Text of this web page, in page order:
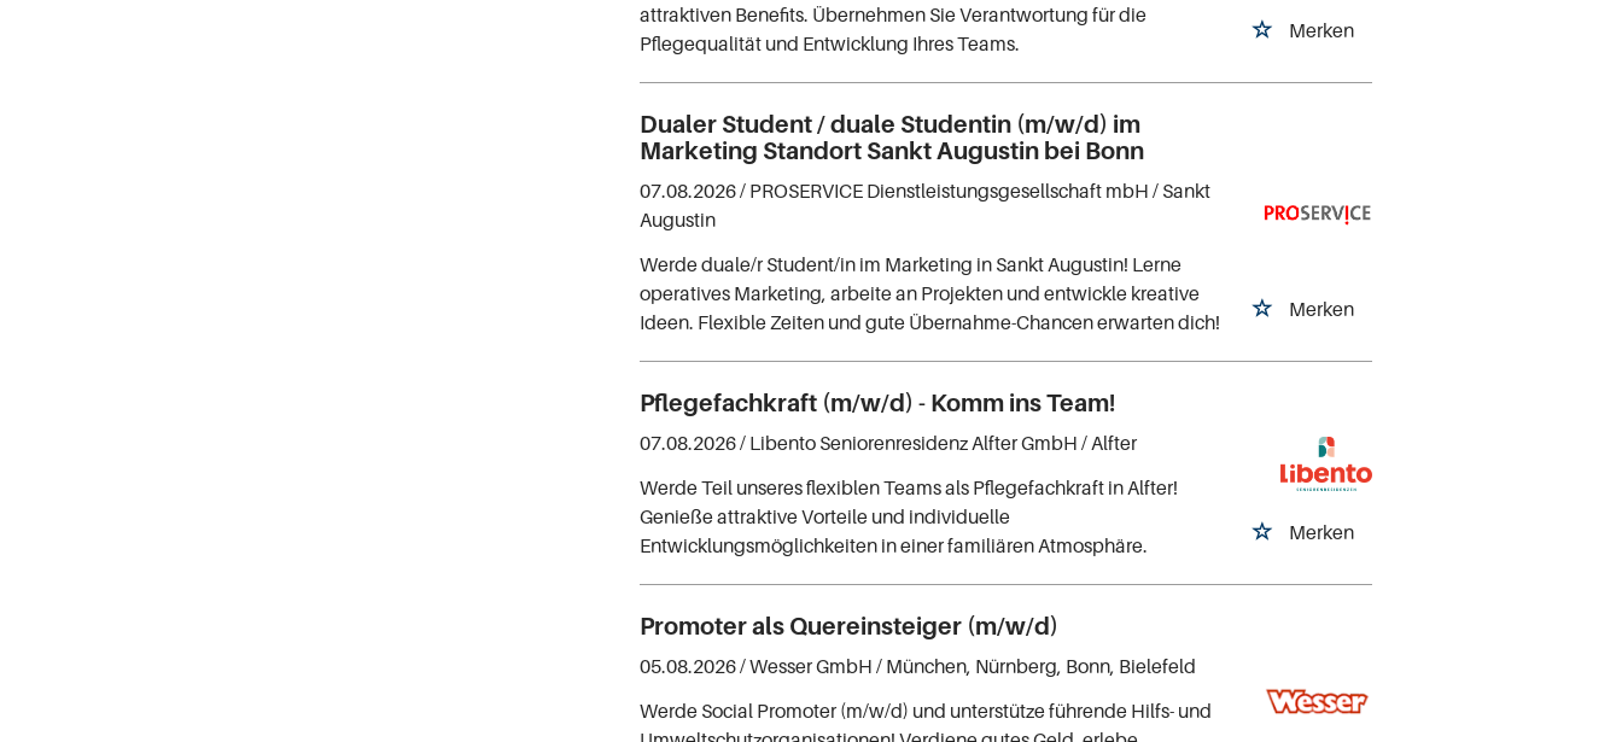
Merken
attraktiven Benefits. Übernehmen Sie Verantwortung für die
Pflegequalität und Entwicklung Ihres Teams.
Dualer Student / duale Studentin (m/w/d) im
Marketing Standort Sankt Augustin bei Bonn
Merken
07.08.2026 / PROSERVICE Dienstleistungsgesellschaft mbH / Sankt
Augustin
Werde duale/r Student/in im Marketing in Sankt Augustin! Lerne
operatives Marketing, arbeite an Projekten und entwickle kreative
Ideen. Flexible Zeiten und gute Übernahme-Chancen erwarten dich!
Pflegefachkraft (m/w/d) - Komm ins Team!
Merken
07.08.2026 / Libento Seniorenresidenz Alfter GmbH / Alfter
Werde Teil unseres flexiblen Teams als Pflegefachkraft in Alfter!
Genieße attraktive Vorteile und individuelle
Entwicklungsmöglichkeiten in einer familiären Atmosphäre.
Promoter als Quereinsteiger (m/w/d)
05.08.2026 /Wesser GmbH / München, Nürnberg, Bonn, Bielefeld
Werde Social Promoter (m/w/d) und unterstütze führende Hilfs- und